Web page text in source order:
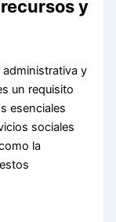
y
y
un requisito
esenciales
sociales
la